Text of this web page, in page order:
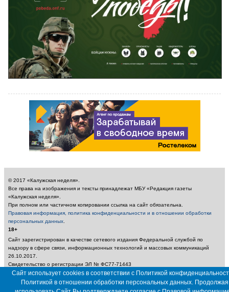
© 2017 «Калужская неделя».
Все права на изображения и тексты принадлежат МБУ «Редакция газеты
«Калужская неделя».
При полном или частичном копировании ссылка на сайт обязательна.
Правовая информация, политика конфиденциальности и в отношении обработки
персональных данных
18+
Сайт зарегистрирован в качестве сетевого издания Федеральной службой по
надзору в сфере связи, информационных технологий и массовых коммуникаций
26.10.2017.
Свидетельство о регистрации ЭЛ № ФС77-71443
Учредитель: Муниципальное бюджетное учреждение «Редакция газеты «Калужская
неделя»
Главный редактор: Амбарцумян А. Ю. / Электронный адрес редакции:
Сайт использует cookies в соответствии с Политикой
Политикой в отношении обработки персональных данных. Продолжая